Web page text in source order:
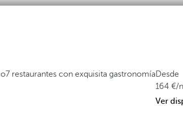
7 restaurantes con exquisita gastronomíaDesde
164
/
Ver